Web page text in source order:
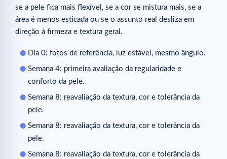
se a pele fica mais flexível, se a cor se mistura mais, se a
área é menos esticada ou se o assunto real desliza em
direção à firmeza e textura geral.
Dia 0: fotos de referência, luz estável, mesmo ângulo.
Semana 4: primeira avaliação da regularidade e
conforto da pele.
Semana 8: reavaliação da textura, cor e tolerância da
pele.
Semana 8: reavaliação da textura, cor e tolerância da
pele.
Semana 8: reavaliação da textura, cor e tolerância da